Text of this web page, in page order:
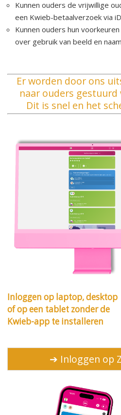
Kunnen ouders de vrijwillige
een Kwieb-betaalverzoek via
Kunnen ouders hun
over gebruik van beeld en
Er worden door ons
naar ouders gestuurd
Dit is snel en het
Inloggen op laptop, desktop
of op een tablet zonder de
Kwieb-app te installeren
➔ Inloggen op